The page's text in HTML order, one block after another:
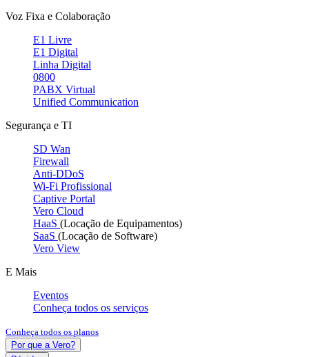
Voz Fixa e Colaboração
E1 Livre
E1 Digital
Linha Digital
0800
PABX Virtual
Unified Communication
Segurança e TI
SD Wan
Firewall
Anti-DDoS
Wi-Fi Profissional
Captive Portal
Vero Cloud
HaaS (Locação de Equipamentos)
SaaS (Locação de Software)
Vero View
E Mais
Eventos
Conheça todos os serviços
Conheça todos os planos
Por que a Vero?